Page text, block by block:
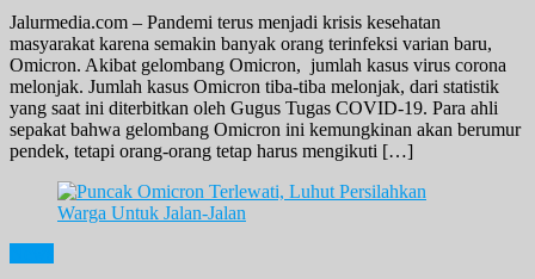
Jalurmedia.com – Pandemi terus menjadi krisis kesehatan
masyarakat karena semakin banyak orang terinfeksi varian baru,
Omicron. Akibat gelombang Omicron, jumlah kasus virus corona
melonjak. Jumlah kasus Omicron tiba-tiba melonjak, dari statistik
yang saat ini diterbitkan oleh Gugus Tugas COVID-19. Para ahli
sepakat bahwa gelombang Omicron ini kemungkinan akan berumur
pendek, tetapi orang-orang tetap harus mengikuti […]